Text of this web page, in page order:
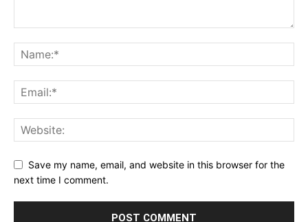
Save my name, email, and website in this browser for the
next time I comment.